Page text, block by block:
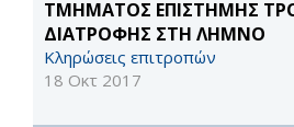
ΤΜΗΜΑΤΟΣ ΕΠΙΣΤΗΜΗΣ
ΔΙΑΤΡΟΦΗΣ ΣΤΗ ΛΗΜΝΟ
Κληρώσεις επιτροπών
18 Οκτ 2017